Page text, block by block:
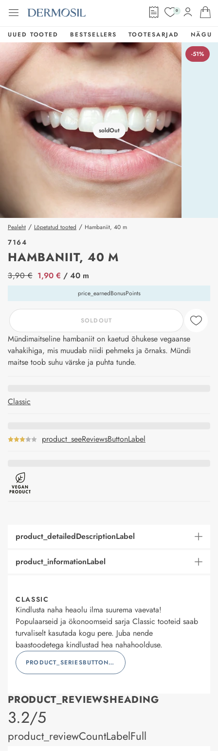
0
UUED TOOTED BESTSELLERS TOOTESARJAD NÄGU
soldOut
-51%
Pealeht / Lõpetatud tooted / Hambaniit, 40 m
7164
HAMBANIIT, 40 M
price_label
3,90 € 1,90 € / 40 m
price_earnedBonusPoints
SOLDOUT
Mündimaitseline hambaniit on kaetud õhukese vegaanse
vahakihiga, mis muudab niidi pehmeks ja õrnaks. Mündi
maitse toob suhu värske ja puhta tunde.
Classic
product_seeReviewsButtonLabel
product_detailedDescriptionLabel
product_informationLabel
CLASSIC
Kindlusta naha heaolu ilma suurema vaevata!
Populaarseid ja ökonoomseid sarja Classic tooteid saab
turvaliselt kasutada kogu pere. Juba nende
baastoodetega kindlustad hea nahahoolduse.
PRODUCT_SERIESBUTTONLABEL
PRODUCT_REVIEWSHEADING
product_rating
3.2/5
product_reviewCountLabelFull